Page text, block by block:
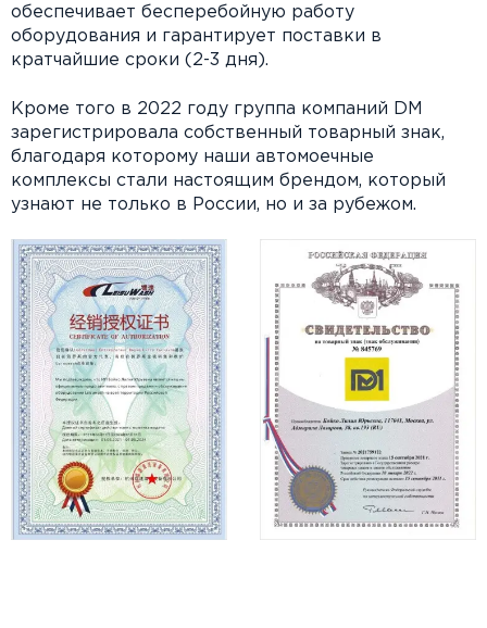
обеспечивает бесперебойную работу
оборудования и гарантирует поставки в
кратчайшие сроки (2-3 дня).
Кроме того в 2022 году группа компаний DM
зарегистрировала собственный товарный знак,
благодаря которому наши автомоечные
комплексы стали настоящим брендом, который
узнают не только в России, но и за рубежом.